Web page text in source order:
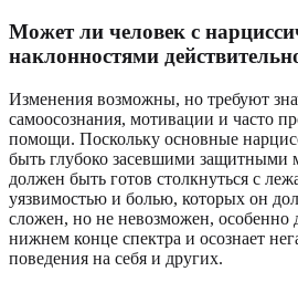
Может ли человек с
наклонностями
Изменения возможны, но требуют
самоосознания, мотивации и часто
помощи. Поскольку основные
быть глубоко засевшими защитными
должен быть готов столкнуться с
уязвимостью и болью, которых он
сложен, но не невозможен, особенно
нижнем конце спектра и осознает
поведения на себя и других.